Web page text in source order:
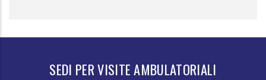
SEDI PER VISITE AMBULATORIALI